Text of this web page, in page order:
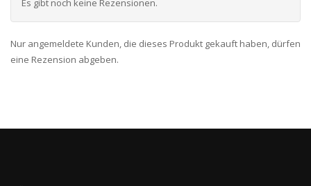
Nur angemeldete Kunden, die dieses Produkt gekauft haben, dürfen
eine Rezension abgeben.